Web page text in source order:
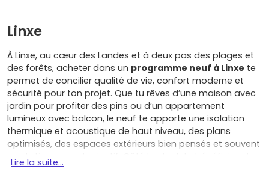
Linxe
À Linxe, au cœur des Landes et à deux pas des plages et
des forêts, acheter dans un programme neuf à Linxe te
permet de concilier qualité de vie, confort moderne et
sécurité pour ton projet. Que tu rêves d’une maison avec
jardin pour profiter des pins ou d’un appartement
lumineux avec balcon, le neuf te apporte une isolation
thermique et acoustique de haut niveau, des plans
optimisés, des espaces extérieurs bien pensés et souvent
un stationnement privatif. Côté budget, tu bénéficies de
frais de notaire réduits
Lire la suite...